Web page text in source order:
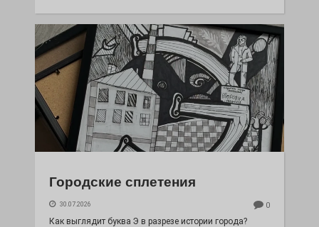
Городские сплетения
30.07.2026 0
Как выглядит буква Э в разрезе истории города?